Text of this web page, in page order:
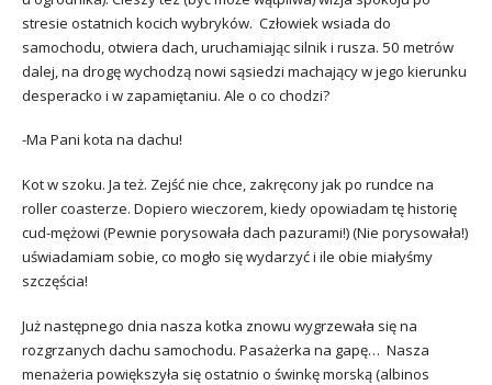
stresie ostatnich kocich wybryków. Człowiek wsiada do
samochodu, otwiera dach, uruchamiając silnik i rusza. 50 metrów
dalej, na drogę wychodzą nowi sąsiedzi machający w jego kierunku
desperacko i w zapamiętaniu. Ale o co chodzi?
-Ma Pani kota na dachu!
Kot w szoku. Ja też. Zejść nie chce, zakręcony jak po rundce na
roller coasterze. Dopiero wieczorem, kiedy opowiadam tę historię
cud-mężowi (Pewnie porysowała dach pazurami!) (Nie porysowała!)
uświadamiam sobie, co mogło się wydarzyć i ile obie miałyśmy
szczęścia!
Już następnego dnia nasza kotka znowu wygrzewała się na
rozgrzanych dachu samochodu. Pasażerka na gapę… Nasza
menażeria powiększyła się ostatnio o świnkę morską (albinos